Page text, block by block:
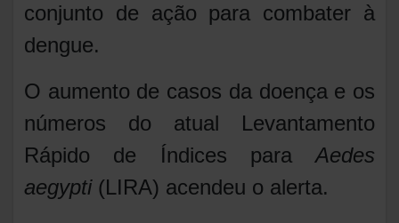
conjunto de ação para combater à
dengue.
O aumento de casos da doença e os
números do atual Levantamento
Rápido de Índices para Aedes
aegypti(LIRA) acendeu o alerta.